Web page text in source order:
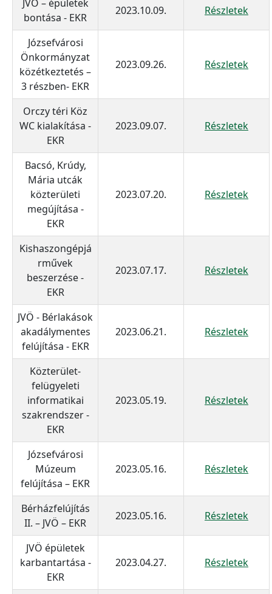
JVÖ – épületek
bontása - EKR
2023.10.09. Részletek
Józsefvárosi
Önkormányzat
közétkeztetés –
3 részben- EKR
2023.09.26. Részletek
Orczy téri Köz
WC kialakítása -
EKR
2023.09.07. Részletek
Bacsó, Krúdy,
Mária utcák
közterületi
megújítása -
EKR
2023.07.20. Részletek
Kishaszongépjá
rművek
beszerzése -
EKR
2023.07.17. Részletek
JVÖ - Bérlakások
akadálymentes
felújítása - EKR
2023.06.21. Részletek
Közterület-
felügyeleti
informatikai
szakrendszer -
EKR
2023.05.19. Részletek
Józsefvárosi
Múzeum
felújítása – EKR
2023.05.16. Részletek
Bérházfelújítás
II. – JVÖ – EKR
2023.05.16. Részletek
JVÖ épületek
karbantartása -
EKR
2023.04.27. Részletek